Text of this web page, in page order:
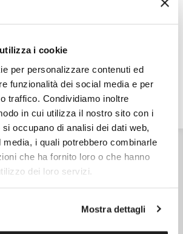
i cookie
per personalizzare contenuti ed
funzionalità dei social media e per
traffico. Condividiamo inoltre
in cui utilizza il nostro sito con i
occupano di analisi dei dati web,
media, i quali potrebbero combinarle
che ha fornito loro o che hanno
dei loro servizi.
Mostra dettagli
da €50,00. Se continui ad acquistare, ciò
botteghe.
NUTRIZIONALI ALLERGENI RECENSIONI
duro, acqua.
luogo fresco e asciutto.